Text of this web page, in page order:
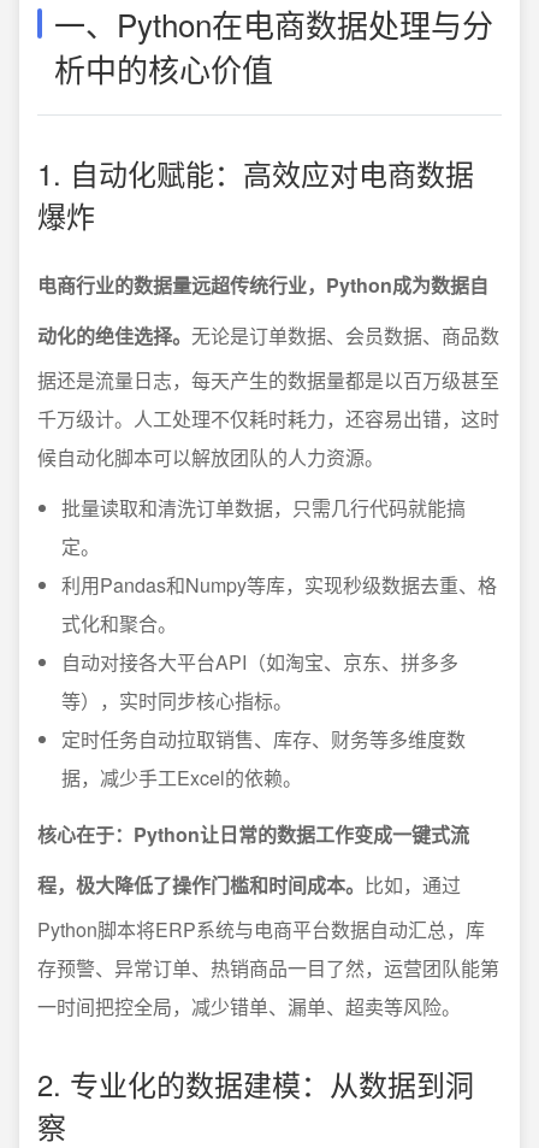
一、Python在电商数据处理与分
析中的核心价值
1. 自动化赋能：高效应对电商数据
爆炸
电商行业的数据量远超传统行业，Python成为数据自
动化的绝佳选择。 无论是订单数据、会员数据、商品数
据还是流量日志，每天产生的数据量都是以百万级甚至
千万级计。人工处理不仅耗时耗力，还容易出错，这时
候自动化脚本可以解放团队的人力资源。
批量读取和清洗订单数据，只需几行代码就能搞
定。
利用Pandas和Numpy等库，实现秒级数据去重、格
式化和聚合。
自动对接各大平台API（如淘宝、京东、拼多多
等），实时同步核心指标。
定时任务自动拉取销售、库存、财务等多维度数
据，减少手工Excel的依赖。
核心在于：Python让日常的数据工作变成一键式流
程，极大降低了操作门槛和时间成本。 比如，通过
Python脚本将ERP系统与电商平台数据自动汇总，库
存预警、异常订单、热销商品一目了然，运营团队能第
一时间把控全局，减少错单、漏单、超卖等风险。
2. 专业化的数据建模：从数据到洞
察